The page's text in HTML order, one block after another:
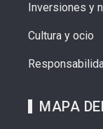
Inversiones y
Cultura y ocio
MAPA